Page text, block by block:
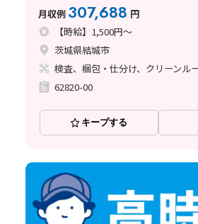
月収例 307,688 円
【時給】1,500円～
茨城県結城市
検査、梱包・仕分け、クリーンル
62820-00
キープする